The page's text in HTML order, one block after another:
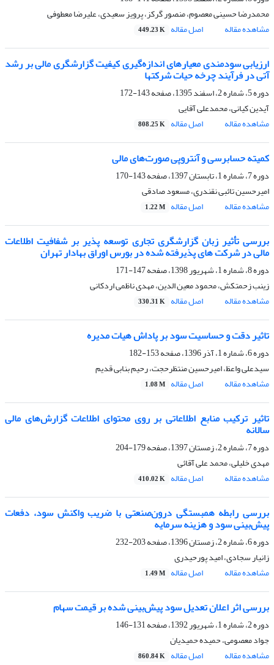
محمدرضا حسینی معصوم، منصور گرکز، پرویز سعیدی، علیرضا معطوفی
مشاهده مقاله
اصل مقاله 449.23 K
ارزیابی سودمندی معیارهای اندازه‌گیری کیفیت گزارشگری مالی بر رشد
آتی در فرآیند چرخه حیات شرکتها
دوره 5، شماره 2، اسفند 1395، صفحه
143-172
آیدین کیانی، محمدعلی آقایی
مشاهده مقاله
اصل مقاله 808.25 K
کمیته حسابرسی و آنتروپی صورت‌های مالی
دوره 7، شماره 1، تابستان 1397، صفحه
143-170
امیرحسین تائبی نقندری، مسعود صادقی
مشاهده مقاله
اصل مقاله 1.22 M
بررسی تأثیر زبان گزارشگری تجاری توسعه پذیر بر شفافیت اطلاعات
مالی در شرکت های پذیرفته شده در بورس اوراق بهادار تهران
دوره 8، شماره 1، شهریور 1398، صفحه
147-171
زینب زحمتکش، محمود معین الدین، مهدی ناظمی اردکانی
مشاهده مقاله
اصل مقاله 330.31 K
تاثیر دقت و حساسیت سود بر پاداش هیات ‌مدیره
دوره 6، شماره 1، آذر 1396، صفحه
153-182
سیدعلی واعظ، امیرحسین منتظرحجت، رحیم بنابی قدیم
مشاهده مقاله
اصل مقاله 1.08 M
تاثیر ترکیب منابع اطلاعاتی بر روی محتوای اطلاعات گزارش‌های مالی
سالانه
دوره 7، شماره 2، زمستان 1397، صفحه
179-204
مهدی خلیلی، محمد علی آقائی
مشاهده مقاله
اصل مقاله 410.02 K
بررسی رابطه همبستگی درون‌صنعتی با ضریب واکنش سود، دفعات
پیش‌بینی سود و هزینه سرمایه
دوره 6، شماره 2، زمستان 1396، صفحه
203-232
زانیار سجادی، امید پورحیدری
مشاهده مقاله
اصل مقاله 1.49 M
بررسی اثر اعلان تعدیل سود پیش‌بینی شده بر قیمت سهام
دوره 2، شماره 1، شهریور 1392، صفحه
131-146
جواد معصومی، حمیده حمیدیان
مشاهده مقاله
اصل مقاله 860.84 K